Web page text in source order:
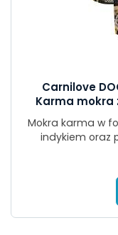
Carnilove
Karma mokra
Mokra karma w
indykiem oraz